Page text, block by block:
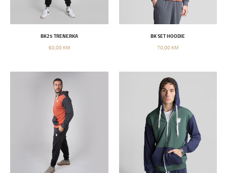
BK25 TRENERKA
60,00 KM
BK SET HOODIE
70,00 KM